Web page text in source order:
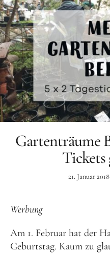
Gartenträume
Tickets
21. Januar 2018
Werbung
Am 1. Februar hat der
Geburtstag. Kaum zu